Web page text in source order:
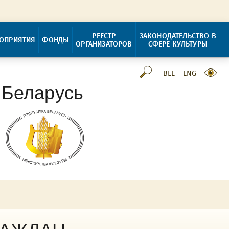
ФОНДЫ
РЕЕСТР
ОРГАНИЗАТОРОВ
ЗАКОНОДАТЕЛЬСТВО В
СФЕРЕ КУЛЬТУРЫ
BEL ENG